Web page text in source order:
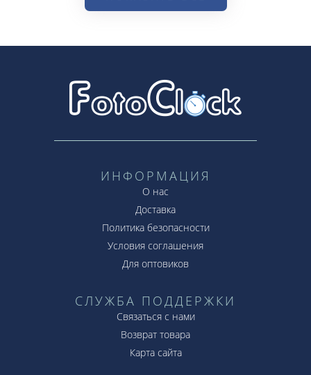
ИНФОРМАЦИЯ
О нас
Доставка
Политика безопасности
Условия соглашения
Для оптовиков
СЛУЖБА ПОДДЕРЖКИ
Связаться с нами
Возврат товара
Карта сайта